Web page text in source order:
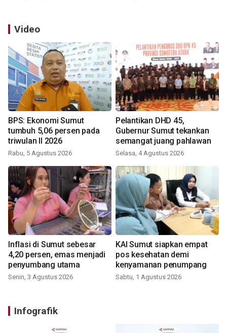
Video
BPS: Ekonomi Sumut
tumbuh 5,06 persen pada
triwulan II 2026
Rabu, 5 Agustus 2026
Pelantikan DHD 45,
Gubernur Sumut tekankan
semangat juang pahlawan
Selasa, 4 Agustus 2026
Inflasi di Sumut sebesar
4,20 persen, emas menjadi
penyumbang utama
Senin, 3 Agustus 2026
KAI Sumut siapkan empat
pos kesehatan demi
kenyamanan penumpang
Sabtu, 1 Agustus 2026
Infografik